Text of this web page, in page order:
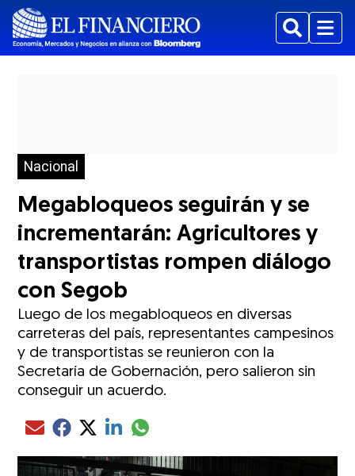
BuscarMenu
Nacional
Megabloqueos seguirán y se
incrementarán: Agricultores y
transportistas rompen diálogo
con Segob
Luego de los megabloqueos en diversas
carreteras del país, representantes campesinos
y de transportistas se reunieron con la
Secretaría de Gobernación, pero salieron sin
conseguir un acuerdo.
Compartir el artículo actual mediante Email
Compartir el artículo actual mediante Facebook
Compartir el artículo actual mediante Twitter
Compartir el artículo actual mediante LinkedIn
Compartir el artículo actual mediante